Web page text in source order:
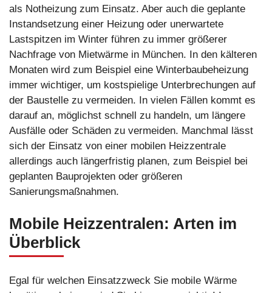
als Notheizung zum Einsatz. Aber auch die geplante
Instandsetzung einer Heizung oder unerwartete
Lastspitzen im Winter führen zu immer größerer
Nachfrage von Mietwärme in München. In den kälteren
Monaten wird zum Beispiel eine Winterbaubeheizung
immer wichtiger, um kostspielige Unterbrechungen auf
der Baustelle zu vermeiden. In vielen Fällen kommt es
darauf an, möglichst schnell zu handeln, um längere
Ausfälle oder Schäden zu vermeiden. Manchmal lässt
sich der Einsatz von einer mobilen Heizzentrale
allerdings auch längerfristig planen, zum Beispiel bei
geplanten Bauprojekten oder größeren
Sanierungsmaßnahmen.
Mobile Heizzentralen: Arten im
Überblick
Egal für welchen Einsatzzweck Sie mobile Wärme